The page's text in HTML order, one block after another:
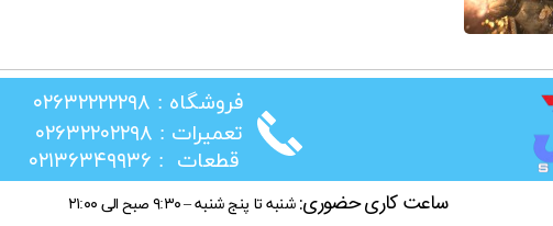
​فروشگاه : ۰۲۶۳۲۲۲۲۲۹۸
​تعمیرات : ۰۲۶۳۲۲۰۲۲۹۸
​قطعات : ۰۲۱۳۶۳۴۹۹۳۶
ساعت کاری حضوری: شنبه تا پنج شنبه – ۹:۳۰ صبح الی ۲۱:۰۰